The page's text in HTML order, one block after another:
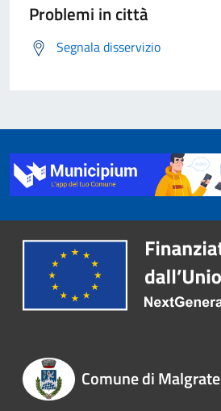
Problemi in città
Segnala disservizio
Comune di Malgrate